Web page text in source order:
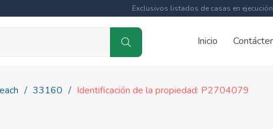
Exclusivos listados de casas en
Inicio
33160
Identificación de la propiedad: P2704079